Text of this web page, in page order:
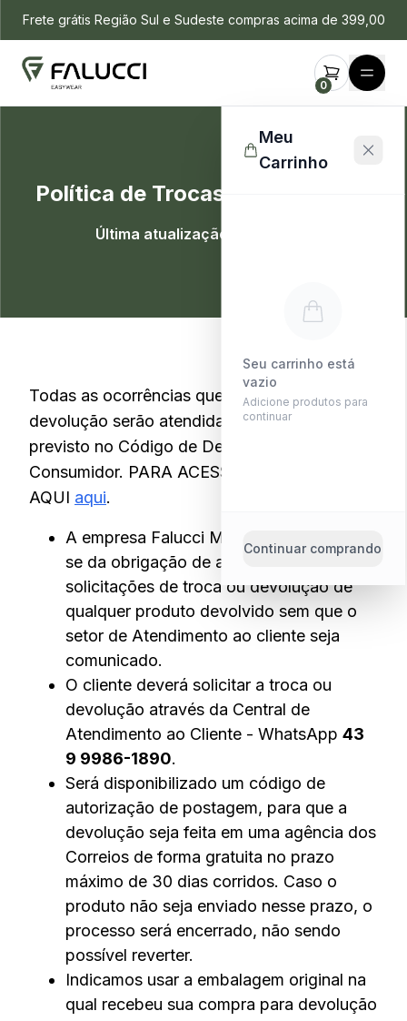
Frete grátis Região Sul e Sudeste compras acima de 399,00
0
Meu
Carrinho
Seu carrinho está
vazio
Adicione produtos para
continuar
Continuar comprando
Política de Trocas e Devoluções
Última atualização: 14/11/2024
Todas as ocorrências que envolvam troca ou
devolução serão atendidas conforme o
previsto no Código de Defesa do
Consumidor. PARA ACESSAR O CDC CLIQUE
AQUI aqui.
A empresa Falucci Moda Básica isenta-
se da obrigação de atender às
solicitações de troca ou devolução de
qualquer produto devolvido sem que o
setor de Atendimento ao cliente seja
comunicado.
O cliente deverá solicitar a troca ou
devolução através da Central de
Atendimento ao Cliente - WhatsApp 43
9 9986-1890.
Será disponibilizado um código de
autorização de postagem, para que a
devolução seja feita em uma agência dos
Correios de forma gratuita no prazo
máximo de 30 dias corridos. Caso o
produto não seja enviado nesse prazo, o
processo será encerrado, não sendo
possível reverter.
Indicamos usar a embalagem original na
qual recebeu sua compra para devolução